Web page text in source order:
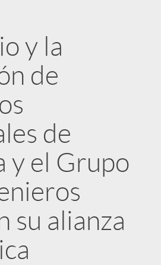
y la
de
de
y el Grupo
su alianza